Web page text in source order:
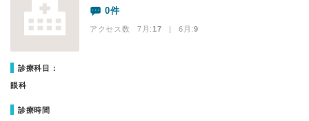
0件
アクセス数 7月:17 | 6月:9
診療科目：
眼科
診療時間